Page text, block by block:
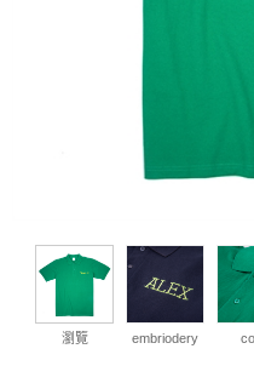
瀏覽 embriodery